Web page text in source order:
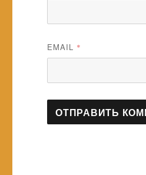
EMAIL *